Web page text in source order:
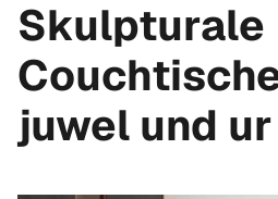
Skulpturale
juwel und ur